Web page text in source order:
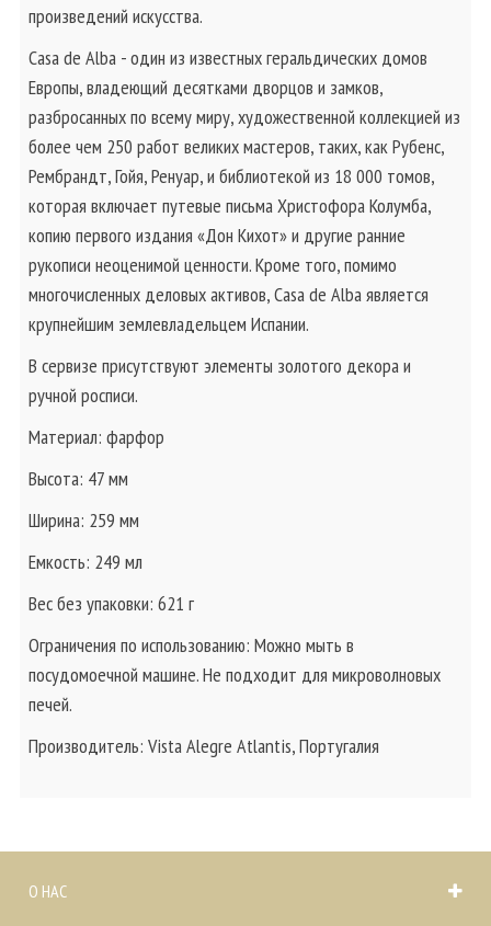
произведений искусства.
Casa de Alba - один из известных геральдических домов
Европы, владеющий десятками дворцов и замков,
разбросанных по всему миру, художественной коллекцией из
более чем 250 работ великих мастеров, таких, как Рубенс,
Рембрандт, Гойя, Ренуар, и библиотекой из 18 000 томов,
которая включает путевые письма Христофора Колумба,
копию первого издания «Дон Кихот» и другие ранние
рукописи неоценимой ценности. Кроме того, помимо
многочисленных деловых активов, Casa de Alba является
крупнейшим землевладельцем Испании.
В сервизе присутствуют элементы золотого декора и
ручной росписи.
Материал: фарфор
Высота: 47 мм
Ширина: 259 мм
Емкость: 249 мл
Вес без упаковки: 621 г
Ограничения по использованию: Можно мыть в
посудомоечной машине. Не подходит для микроволновых
печей.
Производитель: Vista Alegre Atlantis, Португалия
О НАС